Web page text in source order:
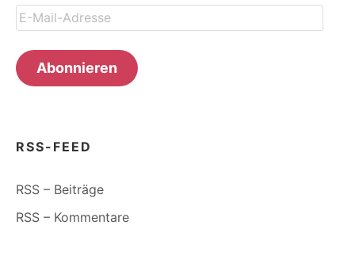
E-
Mail-
Adresse
Abonnieren
RSS-FEED
RSS – Beiträge
RSS – Kommentare